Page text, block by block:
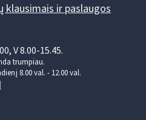
klausimais ir paslaugos
V 8.00-15.45.
trumpiau.
8.00 val. - 12.00 val.